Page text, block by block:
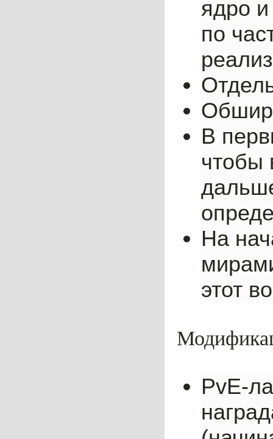
ядро
по
В
чтобы
На
этот
PvE-